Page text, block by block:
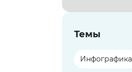
Темы
Инфографика